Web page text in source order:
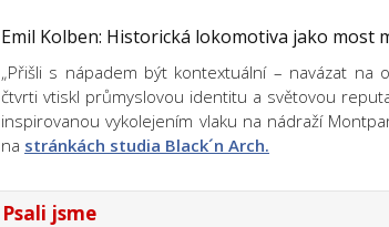
Emil Kolben: Historická lokomotiva jako most
„Přišli s nápadem být kontextuální – navázat na
čtvrti vtiskl průmyslovou identitu a světovou
inspirovanou vykolejením vlaku na nádraží
na stránkách studia Black´n Arch.
Psali jsme